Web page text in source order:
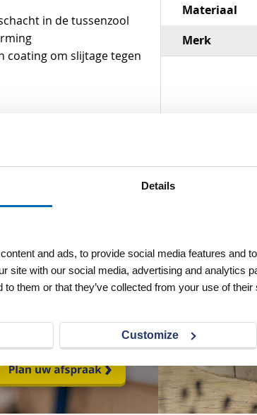
Details
and ads, to provide social media features and
site with our social media, advertising and analytics
to them or that they’ve collected from your use of their
Customize
in de tussenzool
coating om slijtage tegen
Materiaal
Merk